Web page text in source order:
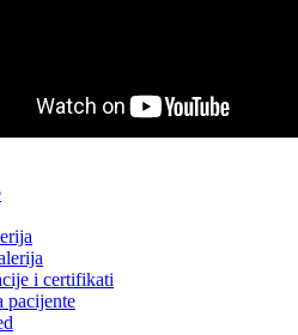
i certifikati
pacijente